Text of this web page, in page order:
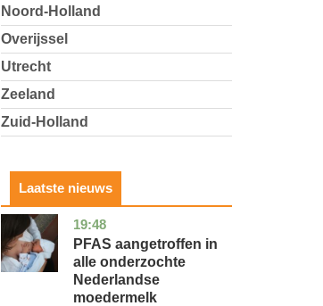
Noord-Holland
Overijssel
Utrecht
Zeeland
Zuid-Holland
Laatste nieuws
19:48
utrecht
gezondheid
PFAS aangetroffen in
alle onderzochte
Nederlandse
moedermelk